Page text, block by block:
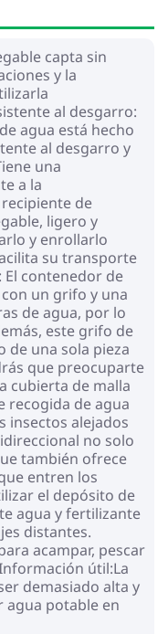
capta sin
y la
al desgarro:
agua está hecho
al desgarro y
una
a la
de
ligero y
y enrollarlo
su transporte
El contenedor de
un grifo y una
de agua, por lo
este grifo de
una sola pieza
que preocuparte
cubierta de malla
recogida de agua
insectos alejados
no solo
también ofrece
entren los
el depósito de
agua y fertilizante
distantes.
acampar, pescar
útil:La
demasiado alta y
agua potable en